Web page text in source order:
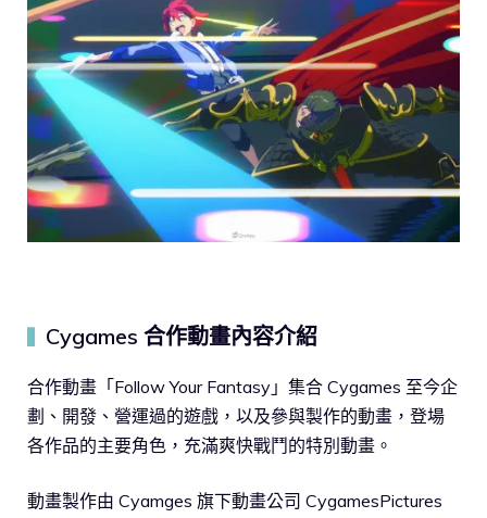
Cygames 合作動畫內容介紹
合作動畫「Follow Your Fantasy」集合 Cygames 至今企
劃、開發、營運過的遊戲，以及參與製作的動畫，登場
各作品的主要角色，充滿爽快戰鬥的特別動畫。
動畫製作由 Cyamges 旗下動畫公司 CygamesPictures